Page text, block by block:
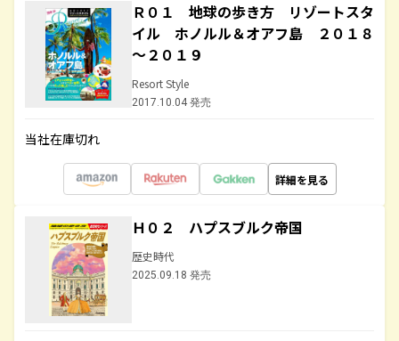
Ｒ０１ 地球の歩き方 リゾートスタ
イル ホノルル＆オアフ島 ２０１８
～２０１９
Resort Style
2017.10.04 発売
当社在庫切れ
詳細を見る
Ｈ０２ ハプスブルク帝国
歴史時代
2025.09.18 発売